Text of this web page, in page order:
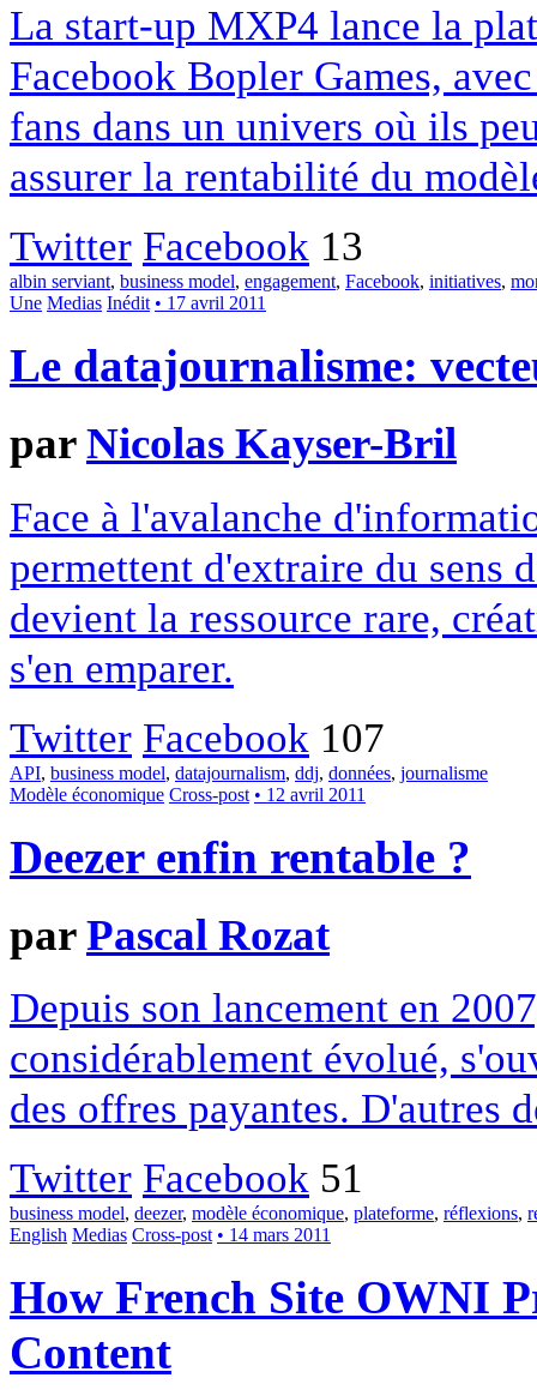
La start-up MXP4 lance la
Facebook Bopler Games,
fans dans un univers où ils
assurer la rentabilité du
Twitter Facebook 13
albin serviant, business model, engagement, Facebook, initiatives,
Une Medias Inédit • 17 avril 2011
Le datajournalisme:
parNicolas Kayser-Bril
Face à l'avalanche
permettent d'extraire du sens
devient la ressource rare,
s'en emparer.
Twitter Facebook 107
API, business model, datajournalism, ddj, données, journalisme
Modèle économique Cross-post • 12 avril 2011
Deezer enfin rentable ?
parPascal Rozat
Depuis son lancement en
considérablement évolué,
des offres payantes. D'autres
Twitter Facebook 51
business model, deezer, modèle économique, plateforme, réflexions,
English Medias Cross-post • 14 mars 2011
How French Site OWNI
Content